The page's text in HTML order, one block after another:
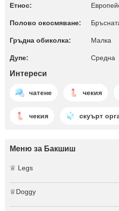
Етнос:
Полово окосмяване:
Гръдна обиколка: Малкa
Дупе: Среднa
Интереси
чатене чекия
чекия скуърт
Меню за Бакшиш
♕ Legs
♕Doggy